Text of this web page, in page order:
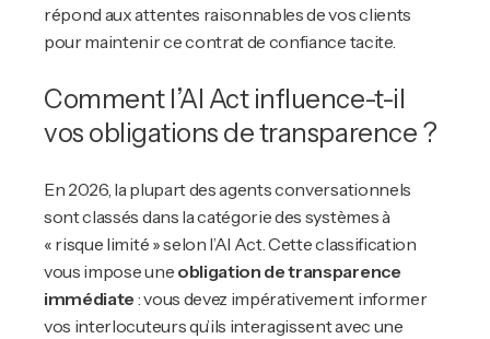
répond aux attentes raisonnables de vos clients
pour maintenir ce contrat de confiance tacite.
Comment l’AI Act influence-t-il
vos obligations de transparence ?
En 2026, la plupart des agents conversationnels
sont classés dans la catégorie des systèmes à
« risque limité » selon l’AI Act. Cette classification
vous impose une obligation de transparence
immédiate : vous devez impérativement informer
vos interlocuteurs qu’ils interagissent avec une